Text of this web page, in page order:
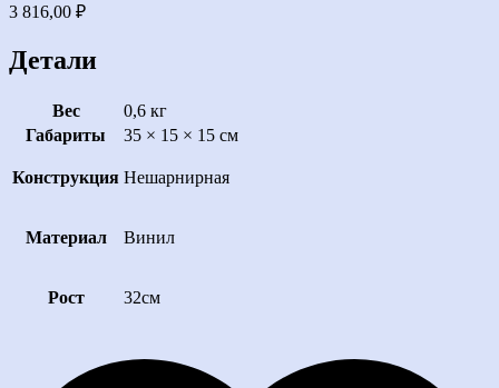
3 816,00 ₽
Детали
Вес
0,6 кг
Габариты
35 × 15 × 15 см
Конструкция Нешарнирная
Материал Винил
Рост 32см